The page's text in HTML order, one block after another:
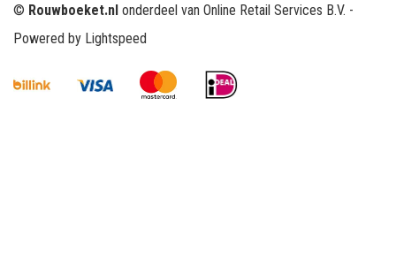
© Rouwboeket.nl onderdeel van Online Retail Services B.V. -
Powered by Lightspeed